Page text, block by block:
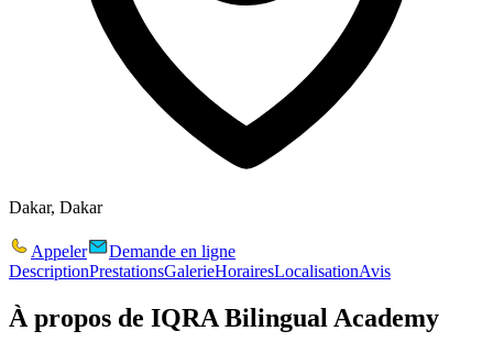
Dakar, Dakar
Appeler
Demande en ligne
DescriptionPrestationsGalerieHorairesLocalisationAvis
À propos de IQRA Bilingual Academy